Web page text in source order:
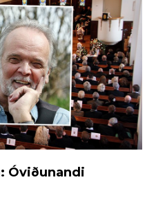
Óviðunandi